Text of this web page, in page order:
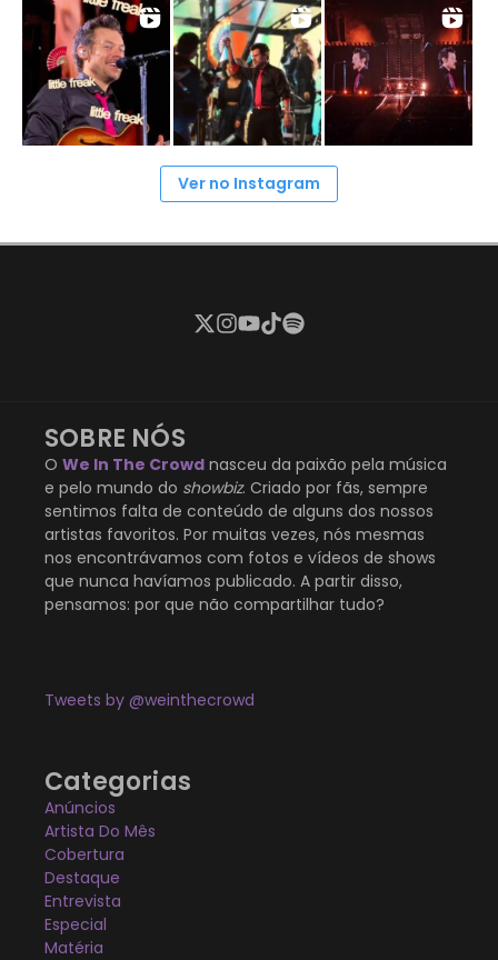
Ver no Instagram
SOBRE NÓS
O We In The Crowd nasceu da paixão pela música
e pelo mundo do showbiz. Criado por fãs, sempre
sentimos falta de conteúdo de alguns dos nossos
artistas favoritos. Por muitas vezes, nós mesmas
nos encontrávamos com fotos e vídeos de shows
que nunca havíamos publicado. A partir disso,
pensamos: por que não compartilhar tudo?
Tweets by @weinthecrowd
Categorias
Anúncios
Artista Do Mês
Cobertura
Destaque
Entrevista
Especial
Matéria